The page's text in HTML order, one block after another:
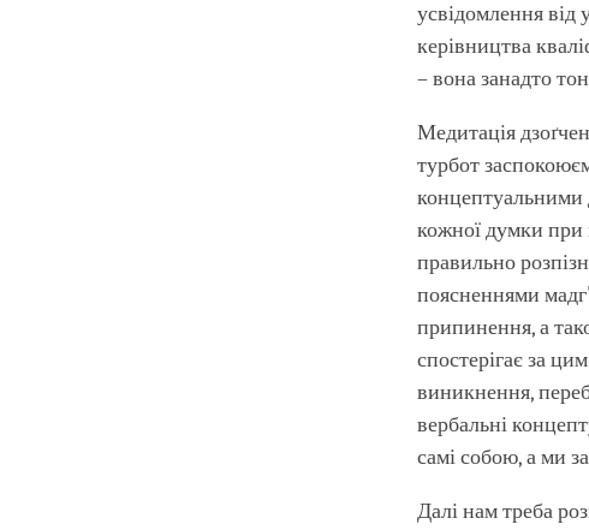
усвідомлення від
керівництва
– вона занадто
Медитація
турбот
концептуальними
кожної думки при
правильно
поясненнями
припинення, а
спостерігає за
виникнення,
вербальні
самі собою, а ми
Далі нам треба